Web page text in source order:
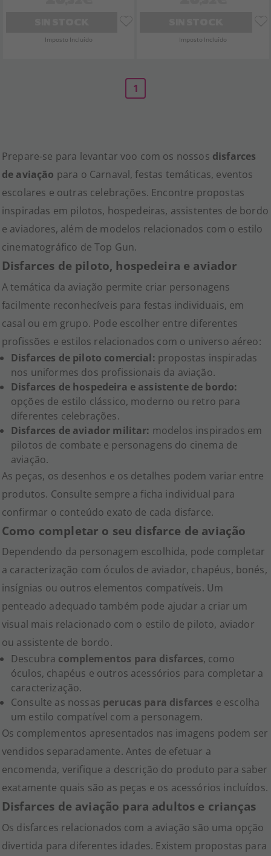
Imposto Incluído Imposto Incluído
1
Prepare-se para levantar voo com os nossos disfarces
de aviação para o Carnaval, festas temáticas, eventos
escolares e outras celebrações. Encontre propostas
inspiradas em pilotos, hospedeiras, assistentes de bordo
e aviadores, além de modelos relacionados com o estilo
cinematográfico de Top Gun.
Disfarces de piloto, hospedeira e aviador
A temática da aviação permite criar personagens
facilmente reconhecíveis para festas individuais, em
casal ou em grupo. Pode escolher entre diferentes
profissões e estilos relacionados com o universo aéreo:
Disfarces de piloto comercial: propostas inspiradas
nos uniformes dos profissionais da aviação.
Disfarces de hospedeira e assistente de bordo:
opções de estilo clássico, moderno ou retro para
diferentes celebrações.
Disfarces de aviador militar: modelos inspirados em
pilotos de combate e personagens do cinema de
aviação.
As peças, os desenhos e os detalhes podem variar entre
produtos. Consulte sempre a ficha individual para
confirmar o conteúdo exato de cada disfarce.
Como completar o seu disfarce de aviação
Dependendo da personagem escolhida, pode completar
a caracterização com óculos de aviador, chapéus, bonés,
insígnias ou outros elementos compatíveis. Um
penteado adequado também pode ajudar a criar um
visual mais relacionado com o estilo de piloto, aviador
ou assistente de bordo.
Descubra complementos para disfarces, como
óculos, chapéus e outros acessórios para completar a
caracterização.
Consulte as nossas perucas para disfarces e escolha
um estilo compatível com a personagem.
Os complementos apresentados nas imagens podem ser
vendidos separadamente. Antes de efetuar a
encomenda, verifique a descrição do produto para saber
exatamente quais são as peças e os acessórios incluídos.
Disfarces de aviação para adultos e crianças
Os disfarces relacionados com a aviação são uma opção
divertida para diferentes idades. Existem propostas para